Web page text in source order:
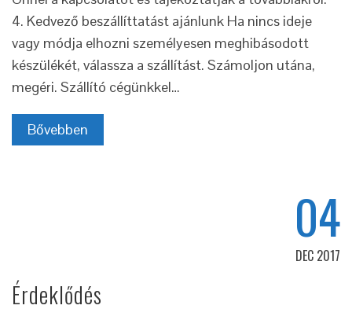
4. Kedvező beszállíttatást ajánlunk Ha nincs ideje
vagy módja elhozni személyesen meghibásodott
készülékét, válassza a szállítást. Számoljon utána,
megéri. Szállító cégünkkel…
Bővebben
04
DEC 2017
Érdeklődés